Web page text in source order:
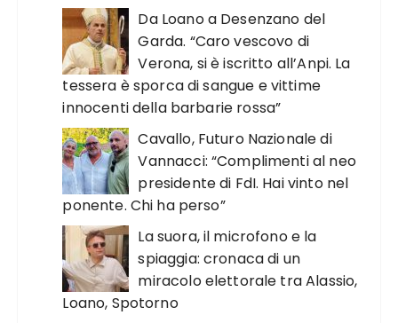
Da Loano a Desenzano del
Garda. “Caro vescovo di
Verona, si è iscritto all’Anpi. La
tessera è sporca di sangue e vittime
innocenti della barbarie rossa”
Cavallo, Futuro Nazionale di
Vannacci: “Complimenti al neo
presidente di FdI. Hai vinto nel
ponente. Chi ha perso”
La suora, il microfono e la
spiaggia: cronaca di un
miracolo elettorale tra Alassio,
Loano, Spotorno